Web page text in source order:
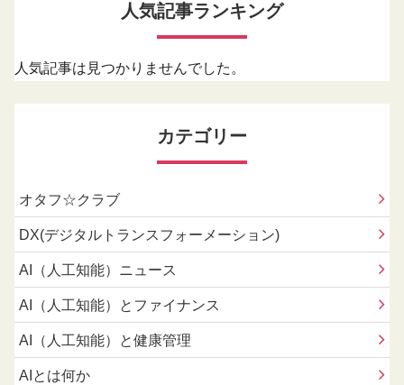
人気記事ランキング
人気記事は見つかりませんでした。
カテゴリー
オタフ☆クラブ
DX(デジタルトランスフォーメーション)
AI（人工知能）ニュース
AI（人工知能）とファイナンス
AI（人工知能）と健康管理
AIとは何か